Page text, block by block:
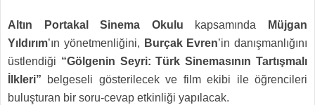
Altın Portakal Sinema Okulu kapsamında
Müjgan
Yıldırım’ın yönetmenliğini, Burçak Evren’in danışmanlığını
üstlendiği “Gölgenin Seyri: Türk Sinemasının Tartışmalı
İlkleri” belgeseli gösterilecek ve film ekibi ile öğrencileri
buluşturan bir soru-cevap etkinliği yapılacak.